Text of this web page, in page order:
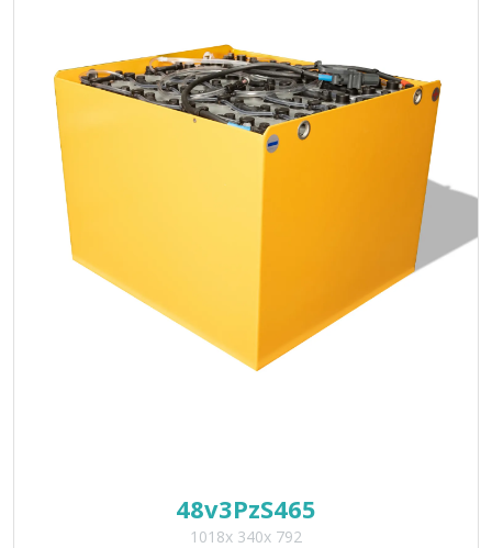
48v3PzS465
1018x 340x 792